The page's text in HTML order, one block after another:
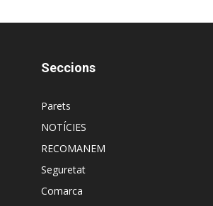
Seccions
Parets
NOTÍCIES
RECOMANEM
Seguretat
Comarca